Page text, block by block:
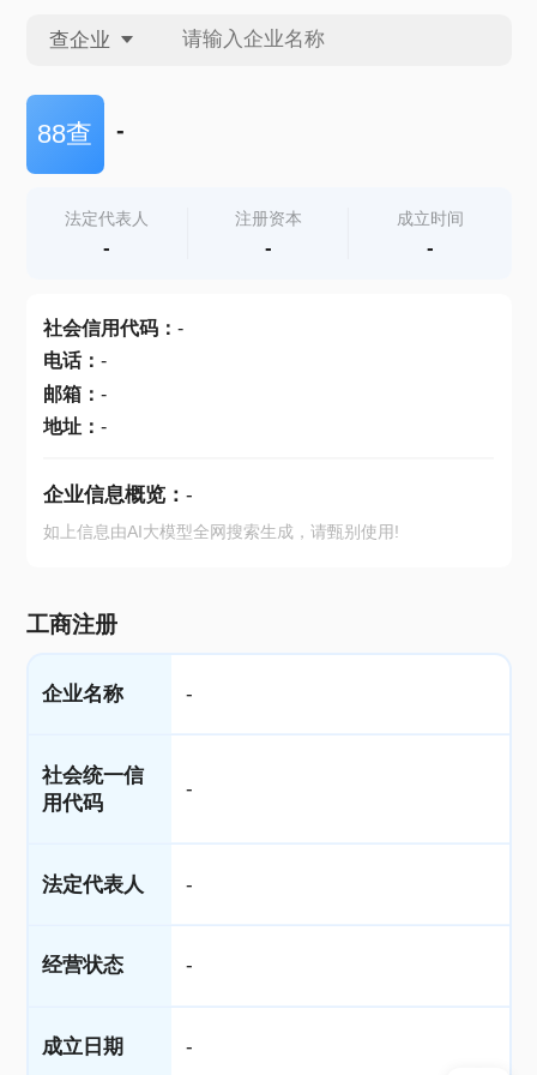
查企业
查企业
查产地
88查 -
法定代表人
-
注册资本
-
成立时间
-
社会信用代码： -
电话： -
邮箱： -
地址： -
企业信息概览： -
如上信息由AI大模型全网搜索生成，请甄别使用!
工商注册
企业名称 -
社会统一信
用代码
-
法定代表人 -
经营状态 -
成立日期 -